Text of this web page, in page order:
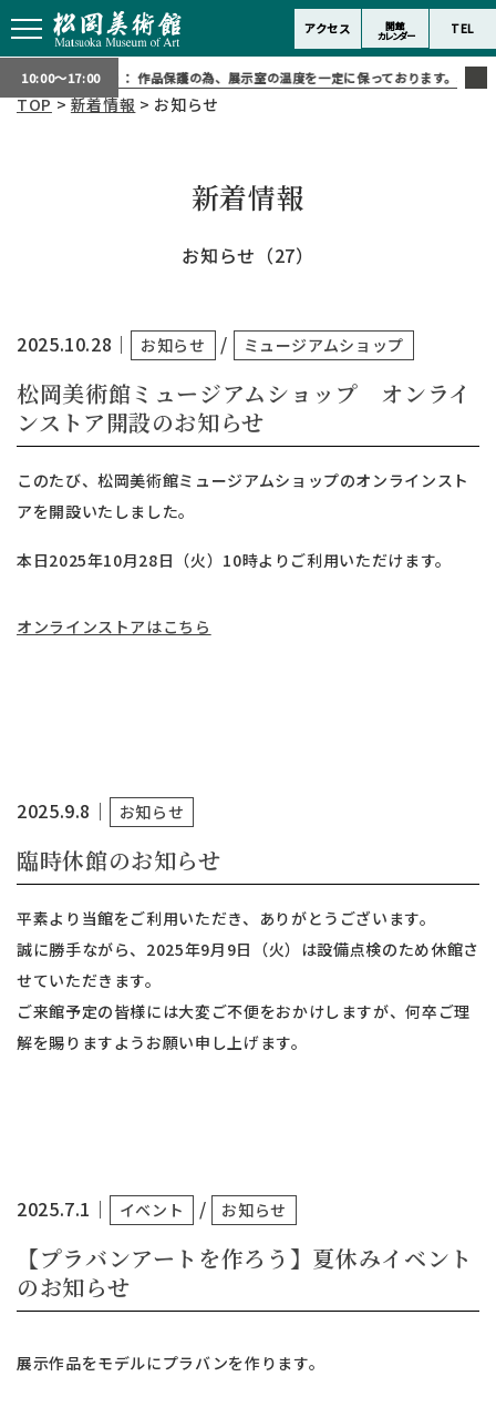
アクセス 開館
カレンダー TEL
10:00～17:00
スタッフより： 作品保護の為、展示室の温度を一定に保っております。寒く感じ
TOP>新着情報 > お知らせ
新着情報
お知らせ（27）
2025.10.28 ｜ お知らせ / ミュージアムショップ
松岡美術館ミュージアムショップ オンライ
ンストア開設のお知らせ
このたび、松岡美術館ミュージアムショップのオンラインスト
アを開設いたしました。
本日2025年10月28日（火）10時よりご利用いただけます。
オンラインストアはこちら
2025.9.8 ｜ お知らせ
臨時休館のお知らせ
平素より当館をご利用いただき、ありがとうございます。
誠に勝手ながら、2025年9月9日（火）は設備点検のため休館さ
せていただきます。
ご来館予定の皆様には大変ご不便をおかけしますが、何卒ご理
解を賜りますようお願い申し上げます。
2025.7.1 ｜ イベント / お知らせ
【プラバンアートを作ろう】夏休みイベント
のお知らせ
展示作品をモデルにプラバンを作ります。